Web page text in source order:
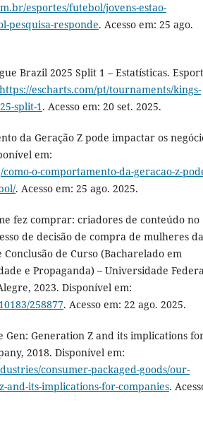
esportes/futebol/jovens-estao-
pesquisa-responde. Acesso em: 25 ago.
Brazil 2025 Split 1 – Estatísticas.
https://escharts.com/pt/tournaments/kings-
split-1. Acesso em: 20 set. 2025.
da Geração Z pode impactar os
em:
o-comportamento-da-geracao-z-
. Acesso em: 25 ago. 2025.
fez comprar: criadores de conteúdo no
de decisão de compra de mulheres da
de Curso (Bacharelado em
e Propaganda) – Universidade
2023. Disponível em:
258877. Acesso em: 22 ago. 2025.
Gen: Generation Z and its implications
2018. Disponível em:
consumer-packaged-goods/our-
and-its-implications-for-companies.